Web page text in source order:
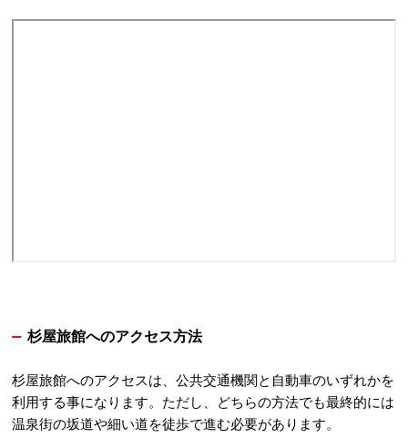
杉屋旅館へのアクセス方法
杉屋旅館へのアクセスは、公共交通機関と自動車のいずれかを
利用する事になります。ただし、どちらの方法でも最終的には
温泉街の坂道や細い道を徒歩で進む必要があります。